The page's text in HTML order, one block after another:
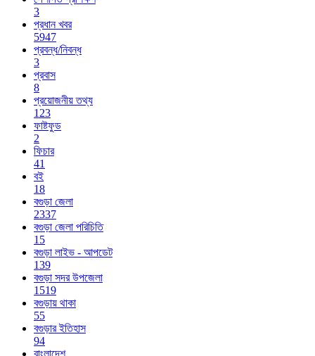
3
প্রধান খবর
5947
প্রবন্ধ/নিবন্ধ
3
প্রবাস
8
প্রয়োজনীয় তথ্য
123
ফাষ্টফুড
2
ফিচার
41
বই
18
বগুড়া জেলা
2337
বগুড়া জেলা পরিচিতি
15
বগুড়া লাইভ - আপডেট
139
বগুড়া সদর উপজেলা
1519
বগুড়ায় থাকা
55
বগুড়ার ইতিহাস
94